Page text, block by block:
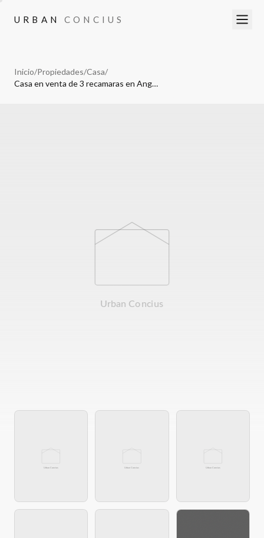
URBAN CONCIUS
URBAN CONCIUS
Inicio/Propiedades/Casa/
Casa en venta de 3 recamaras en Angelopolis en cluster con alberca.